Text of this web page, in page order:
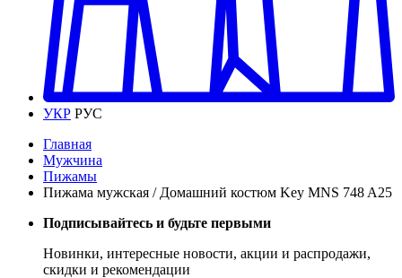
УКР РУС
Главная
Мужчина
Пижамы
Пижама мужская / Домашний костюм Key MNS 748 A25
Подписывайтесь и будьте первыми
Новинки, интересные новости, акции и распродажи,
скидки и рекомендации